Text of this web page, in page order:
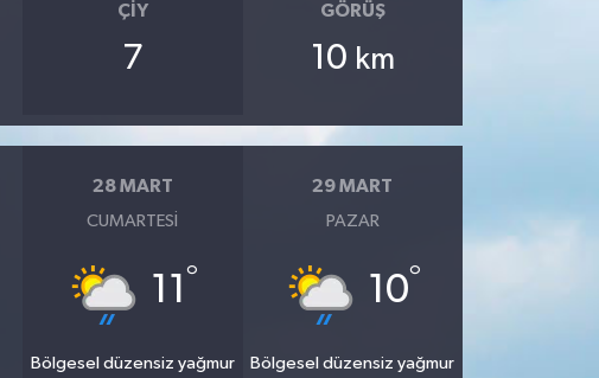
ÇIY
7
GÖRÜŞ
10 km
28 MART
CUMARTESI
11 °
Bölgesel düzensiz yağmur
29 MART
PAZAR
10°
Bölgesel düzensiz yağmur